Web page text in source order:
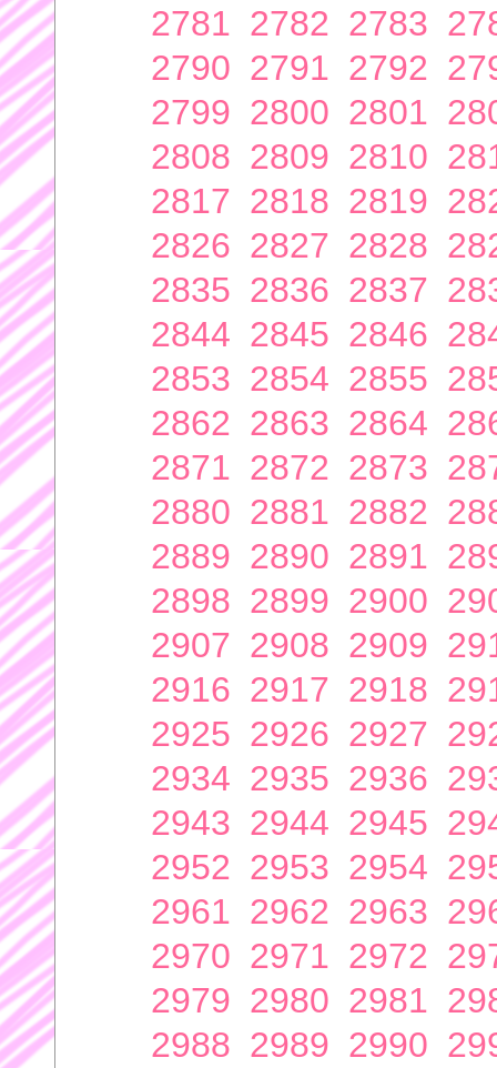
2781 2782 2783
2790 2791 2792
2799 2800 2801
2808 2809 2810
2817 2818 2819
2826 2827 2828
2835 2836 2837
2844 2845 2846
2853 2854 2855
2862 2863 2864
2871 2872 2873
2880 2881 2882
2889 2890 2891
2898 2899 2900
2907 2908 2909
2916 2917 2918
2925 2926 2927
2934 2935 2936
2943 2944 2945
2952 2953 2954
2961 2962 2963
2970 2971 2972
2979 2980 2981
2988 2989 2990